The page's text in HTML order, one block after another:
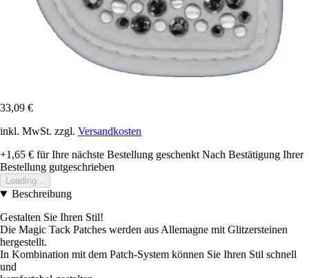
33,09 €
inkl. MwSt. zzgl. Versandkosten
+1,65 € für Ihre nächste Bestellung geschenkt Nach Bestätigung Ihrer
Bestellung gutgeschrieben
Loading...
Beschreibung
Gestalten Sie Ihren Stil!
Die Magic Tack Patches werden aus Allemagne mit Glitzersteinen
hergestellt.
In Kombination mit dem Patch-System können Sie Ihren Stil schnell
und